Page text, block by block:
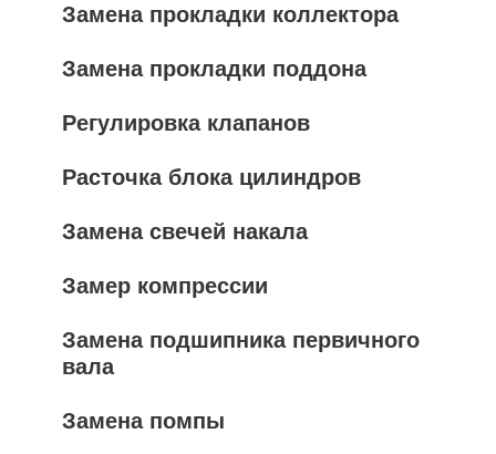
Замена прокладки коллектора
Замена прокладки поддона
Регулировка клапанов
Расточка блока цилиндров
Замена свечей накала
Замер компрессии
Замена подшипника первичного
вала
Замена помпы